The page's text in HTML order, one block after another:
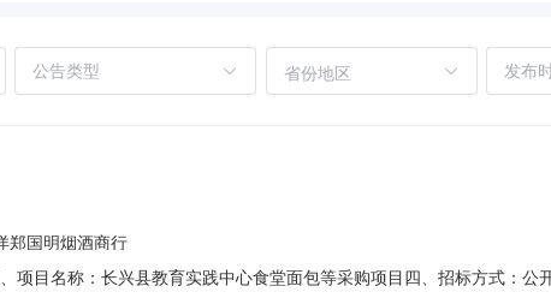
省份地区
郑国明烟酒商行
目名称：长兴县教育实践中心食堂面包等采购项目四、招标方式：公